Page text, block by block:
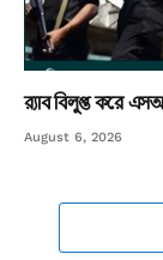
র‌্যাব বিলুপ্ত করে
August 6, 2026